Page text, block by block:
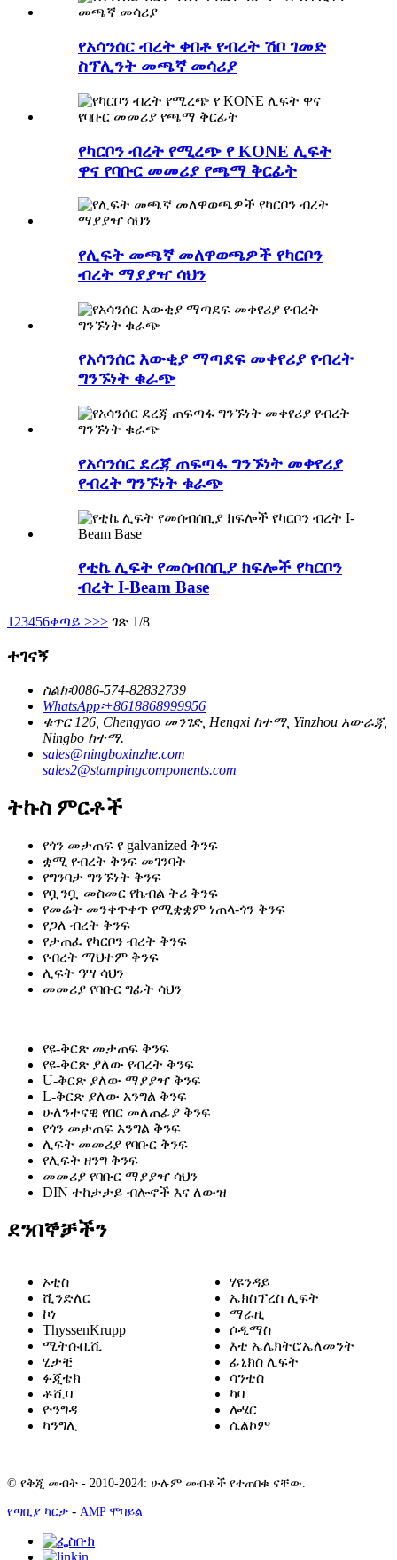
የአሳንሰር ብረት ቀበቶ የብረት ሽቦ ገመድ
ስፕሊንት መጫኛ መሳሪያ
የካርቦን ብረት የሚረጭ የ KONE ሊፍት
ዋና የባቡር መመሪያ የጫማ ቅርፊት
የሊፍት መጫኛ መለዋወጫዎች የካርቦን
ብረት ማያያዣ ሳህን
የአሳንሰር እውቂያ ማጣደፍ መቀየሪያ የብረት
ግንኙነት ቁራጭ
የአሳንሰር ደረጃ ጠፍጣፋ ግንኙነት መቀየሪያ
የብረት ግንኙነት ቁራጭ
የቲኬ ሊፍት የመሰብሰቢያ ክፍሎች የካርቦን
ብረት I-Beam Base
1 23456ቀጣይ >>> ገጽ 1/8
ተገናኝ
ስልክ፡0086-574-82832739
WhatsApp፡+8618868999956
ቁጥር 126, Chengyao መንገድ, Hengxi ከተማ, Yinzhou አውራጃ,
Ningbo ከተማ.
sales@ningboxinzhe.com
sales2@stampingcomponents.com
ትኩስ ምርቶች
የጎን መታጠፍ የ galvanized ቅንፍ
ቋሚ የብረት ቅንፍ መገንባት
የግንባታ ግንኙነት ቅንፍ
የቧንቧ መስመር የኬብል ትሪ ቅንፍ
የመሬት መንቀጥቀጥ የሚቋቋም ነጠላ-ጎን ቅንፍ
የጋለ ብረት ቅንፍ
የታጠፈ የካርቦን ብረት ቅንፍ
የብረት ማህተም ቅንፍ
ሊፍት ዓሣ ሳህን
መመሪያ የባቡር ግፊት ሳህን
የዩ-ቅርጽ መታጠፍ ቅንፍ
የዩ-ቅርጽ ያለው የብረት ቅንፍ
U-ቅርጽ ያለው ማያያዣ ቅንፍ
L-ቅርጽ ያለው አንግል ቅንፍ
ሁለንተናዊ የበር መለጠፊያ ቅንፍ
የጎን መታጠፍ አንግል ቅንፍ
ሊፍት መመሪያ የባቡር ቅንፍ
የሊፍት ዘንግ ቅንፍ
መመሪያ የባቡር ማያያዣ ሳህን
DIN ተከታታይ ብሎኖች እና ለውዝ
ደንበኞቻችን
ኦቲስ
ሺንድለር
ኮነ
ThyssenKrupp
ሚትሱቢሺ
ሂታቺ
ፉጂቴክ
ቶሺባ
ዮንግዳ
ካንግሊ
ሃዩንዳይ
ኤክስፕረስ ሊፍት
ማራዚ
ሶዲማስ
እቲ ኤሌክትሮኤለመንት
ፊኒክስ ሊፍት
ሳንቲስ
ካባ
ሎሄር
ሴልኮም
© የቅጂ መብት - 2010-2024: ሁሉም መብቶች የተጠበቁ ናቸው.
የጣቢያ ካርታ - AMP ሞባይል